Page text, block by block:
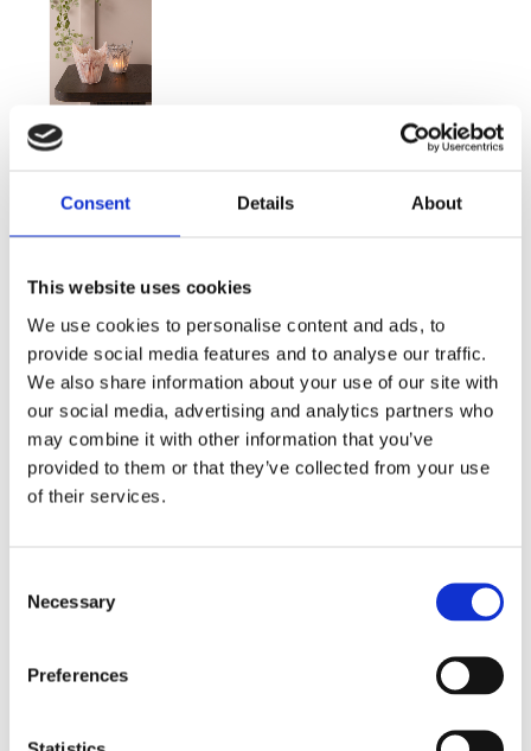
Consent Details About
This website uses cookies
We use cookies to personalise content and ads, to
provide social media features and to analyse our traffic.
We also share information about your use of our site with
our social media, advertising and analytics partners who
may combine it with other information that you’ve
provided to them or that they’ve collected from your use
of their services.
Selection
Necessary
Preferences
FLER FÄRGER
Antal
st KÖP Lägg
Lagerstatus 3 st i lager
Snabba leveranser
Enkel betalning med Klarna
BESKRIVNING